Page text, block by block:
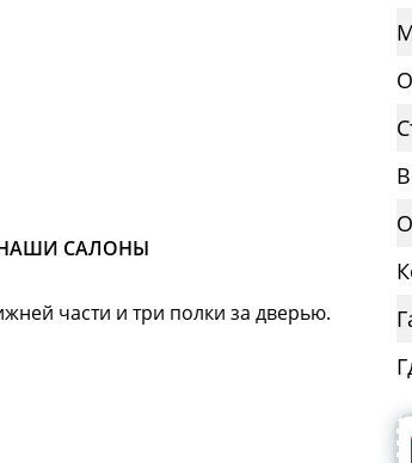
САЛОНЫ
части и три полки за дверью.